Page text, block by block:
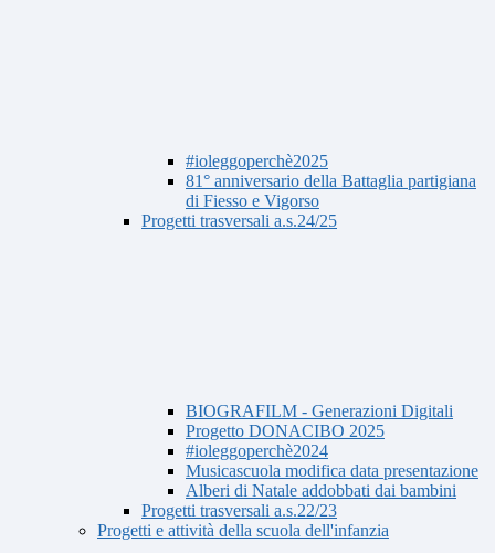
#ioleggoperchè2025
81° anniversario della Battaglia partigiana
di Fiesso e Vigorso
Progetti trasversali a.s.24/25
BIOGRAFILM - Generazioni Digitali
Progetto DONACIBO 2025
#ioleggoperchè2024
Musicascuola modifica data presentazione
Alberi di Natale addobbati dai bambini
Progetti trasversali a.s.22/23
Progetti e attività della scuola dell'infanzia